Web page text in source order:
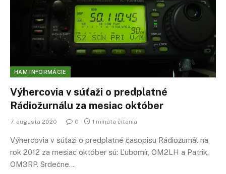
HAM INFORMÁCIE
Výhercovia v súťaži o predplatné
Rádiožurnálu za mesiac október
7. augusta 2020 0 1 minúta čítania
Výhercovia v súťaži o predplatné časopisu Rádiožurnál na
rok 2012 za mesiac október sú: Ľubomír, OM2LH a Patrik,
OM3RP. Srdečne…